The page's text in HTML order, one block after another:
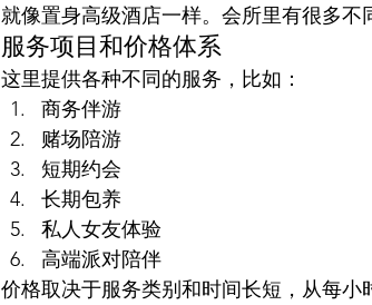
就像置身高级酒店一样。会所里有很多不
服务项目和价格体系
这里提供各种不同的服务，比如：
商务伴游
赌场陪游
短期约会
长期包养
私人女友体验
高端派对陪伴
价格取决于服务类别和时间长短，从每小